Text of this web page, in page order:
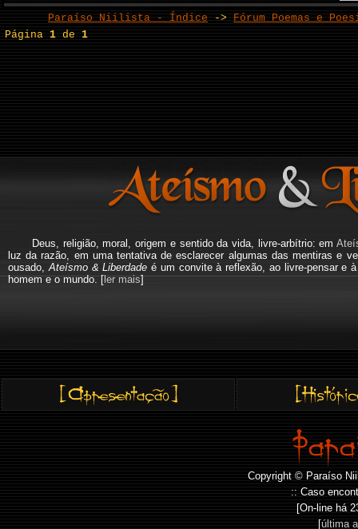
Paraíso Niilista - Índice -> Fórum Poemas e
Página1 de1
Deus, religião, moral, origem e sentido da vida, livre-arbítrio: em
luz da razão, em uma tentativa de esclarecer algumas das mentiras e
ousado, Ateísmo & Liberdade é um convite à reflexão, ao livre-pensar e
homem e o mundo. [ler mais]
Copyright © Paraíso
:: Caso
[On-line há
[última